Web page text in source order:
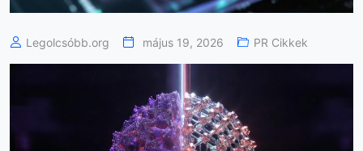
Legolcsóbb.org május 19, 2026 PR Cikkek